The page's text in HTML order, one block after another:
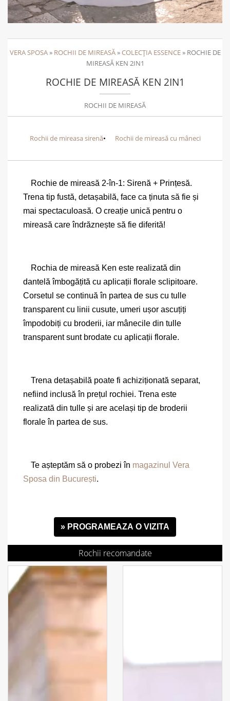
VERA SPOSA» ROCHII DE MIREASĂ»COLECȚIA ESSENCE» ROCHIE DE
MIREASĂ KEN 2IN1
ROCHIE DE MIREASĂ KEN 2IN1
ROCHII DE MIREASĂ
Rochii de mireasa sirenă Rochii de mireasă cu mâneci
Rochie de mireasă 2-în-1: Sirenă + Prințesă.
Trena tip fustă, detașabilă, face ca ținuta să fie și
mai spectaculoasă. O creație unică pentru o
mireasă care îndrăznește să fie diferită!
Rochia de mireasă Ken este realizată din
dantelă îmbogățită cu aplicații florale sclipitoare.
Corsetul se continuă în partea de sus cu tulle
transparent cu linii cusute, umeri ușor ascuțiți
împodobiți cu broderii, iar mânecile din tulle
transparent sunt brodate cu aplicații florale.
Trena detașabilă poate fi achiziționată separat,
nefiind inclusă în prețul rochiei. Trena este
realizată din tulle și are același tip de broderii
florale în partea de sus.
Te așteptăm să o probezi în magazinul Vera
Sposa din București.
» PROGRAMEAZA O VIZITA
Rochii recomandate